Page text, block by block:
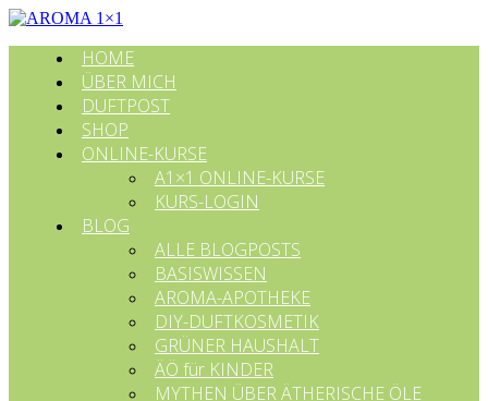
HOME
ÜBER MICH
DUFTPOST
SHOP
ONLINE-KURSE
A1×1 ONLINE-KURSE
KURS-LOGIN
BLOG
ALLE BLOGPOSTS
BASISWISSEN
AROMA-APOTHEKE
DIY-DUFTKOSMETIK
GRÜNER HAUSHALT
ÄÖ für KINDER
MYTHEN ÜBER ÄTHERISCHE ÖLE